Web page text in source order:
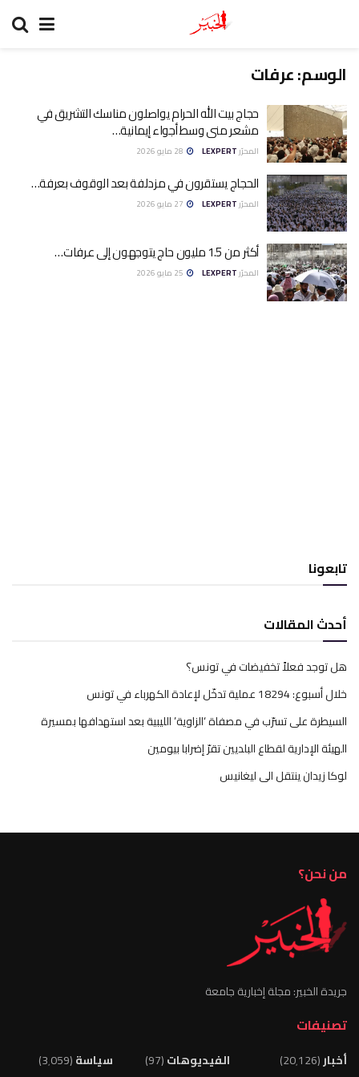
الوسم:عرفات
حجاج بيت الله الحرام يواصلون مناسك التشريق في
مشعر منى وسط أجواء إيمانية…
المحرّرLEXPERT
الحجاج يستقرون في مزدلفة بعد الوقوف بعرفة…
المحرّر LEXPERT
أكثر من 1.5 مليون حاج يتوجهون إلى عرفات…
المحرّرLEXPERT
تابعونا
أحدث المقالات
هل توجد فعلاً تخفيضات في تونس؟
خلال أسبوع: 18294 عملية تدخّل لإعادة الكهرباء في تونس
السيطرة على تسرّب في مصفاة ‘الزاوية’ الليبية بعد استهدافها بمسيرة
الهيئة الإدارية لقطاع البلديين تقرّ إضرابا بيومين
لوكا زيدان ينتقل الى ليغانيس
من نحن؟
جريدة الخبير: مجلة إخبارية جامعة
تصنيفات
أخبار(20٬126) الفيديوهات(97) سياسة(3٬059)